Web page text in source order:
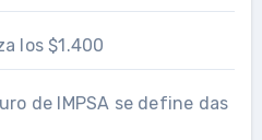
los $1.400
de IMPSA se define das